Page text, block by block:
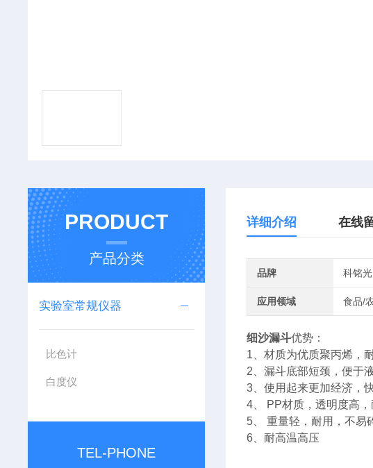
PRODUCT
产品分类
实验室常规仪器
比色计
白度仪
TEL-PHONE
详细介绍 在线
品牌 科铭
应用领域 食品/
细沙漏斗优势：
1、材质为优质聚丙烯，
2、漏斗底部短颈，便于
3、使用起来更加经济，
4、 PP材质，透明度高
5、 重量轻，耐用，不易
6、耐高温高压